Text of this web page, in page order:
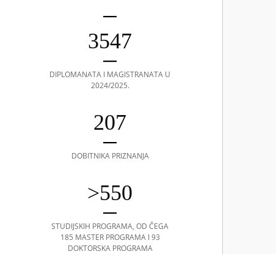
3547
DIPLOMANATA I MAGISTRANATA U
2024/2025.
207
DOBITNIKA PRIZNANJA
>550
STUDIJSKIH PROGRAMA, OD ČEGA
185 MASTER PROGRAMA I 93
DOKTORSKA PROGRAMA